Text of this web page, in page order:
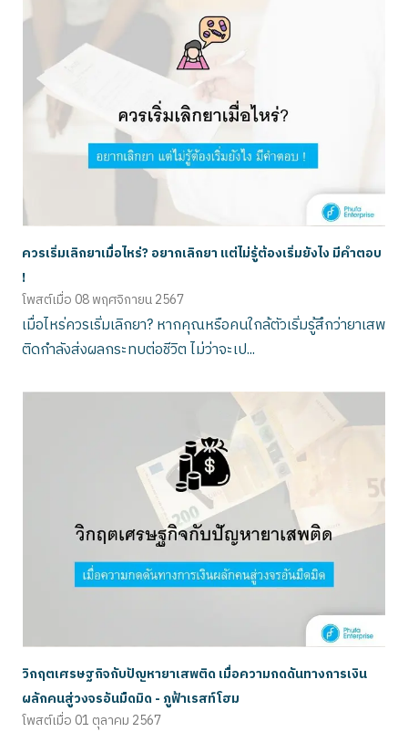
ควรเริ่มเลิกยาเมื่อไหร่? อยากเลิกยา แต่ไม่รู้ต้องเริ่มยังไง มีคำตอบ
!
โพสต์เมื่อ08 พฤศจิกายน 2567
เมื่อไหร่ควรเริ่มเลิกยา? หากคุณหรือคนใกล้ตัวเริ่มรู้สึกว่ายาเสพ
ติดกำลังส่งผลกระทบต่อชีวิต ไม่ว่าจะเป...
วิกฤตเศรษฐกิจกับปัญหายาเสพติด เมื่อความกดดันทางการเงิน
ผลักคนสู่วงจรอันมืดมิด - ภูฟ้าเรสท์โฮม
โพสต์เมื่อ01 ตุลาคม 2567